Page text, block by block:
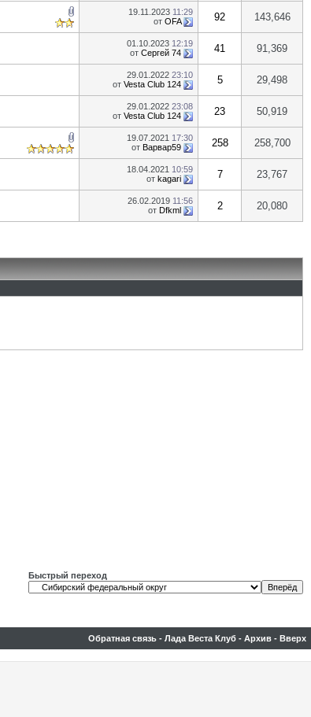
19.11.2023 11:29
от OFA 92 143,646
01.10.2023 12:19
от Сергей 74 41 91,369
29.01.2022 23:10
от Vesta Club 124 5 29,498
29.01.2022 23:08
от Vesta Club 124 23 50,919
19.07.2021 17:30
от Варвар59 258 258,700
18.04.2021 10:59
от kagari 7 23,767
26.02.2019 11:56
от Dfkml 2 20,080
Быстрый переход
Обратная связь - Лада Веста Клуб - Архив - Вверх